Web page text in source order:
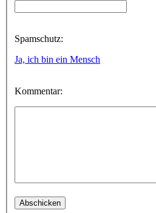
Spamschutz:
Ja, ich bin ein Mensch
Kommentar: